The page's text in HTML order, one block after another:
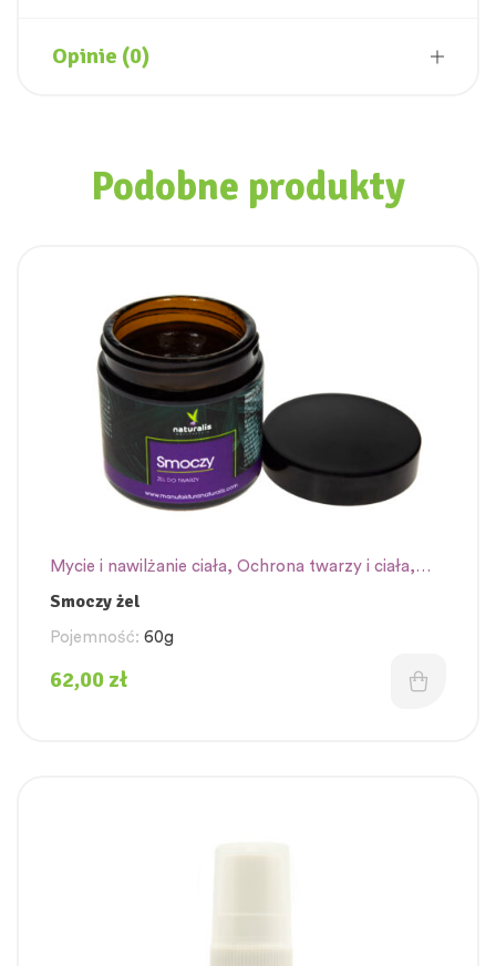
Opinie (0)
Podobne produkty
Mycie i nawilżanie ciała, Ochrona twarzy i ciała,
Oleje
pielęgnacja twarzy
Smoczy żel
Pojemność: 60g
62,00 zł